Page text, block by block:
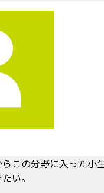
この分野に入った小
い。